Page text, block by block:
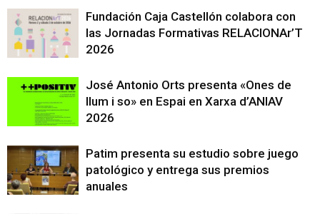
Fundación Caja Castellón colabora con
las Jornadas Formativas RELACIONAr’T
2026
José Antonio Orts presenta «Ones de
llum i so» en Espai en Xarxa d’ANIAV
2026
Patim presenta su estudio sobre juego
patológico y entrega sus premios
anuales